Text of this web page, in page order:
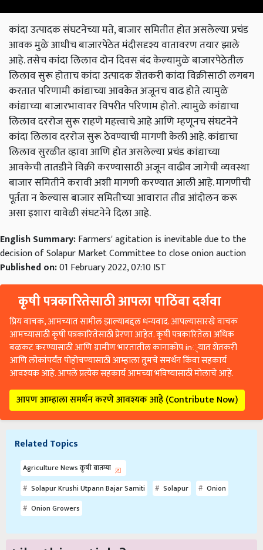
कांदा उत्पादक संघटनेच्या मते, बाजार समितीत होत असलेल्या प्रचंड
आवक मुळे आधीच बाजारपेठेत मंदीसदृश्य वातावरण तयार झाले
आहे. तसेच कांदा लिलाव दोन दिवस बंद केल्यामुळे बाजारपेठेतील
लिलाव सुरू होताच कांदा उत्पादक शेतकरी कांदा विक्रीसाठी लगबग
करतात परिणामी कांद्याच्या आवकेत अजूनच वाढ होते त्यामुळे
कांद्याच्या बाजारभावावर विपरीत परिणाम होतो. त्यामुळे कांद्याचा
लिलाव दररोज सुरू राहणे महत्त्वाचे आहे आणि म्हणूनच संघटनेने
कांदा लिलाव दररोज सुरू ठेवण्याची मागणी केली आहे. कांद्याचा
लिलाव सुरळीत व्हावा आणि होत असलेल्या प्रचंड कांद्याच्या
आवकेची तातडीने विक्री करण्यासाठी अजून वाढीव जागेची व्यवस्था
बाजार समितीने करावी अशी मागणी करण्यात आली आहे. मागणीची
पूर्तता न केल्यास बाजार समितीच्या आवारात तीव्र आंदोलन करू
असा इशारा यावेळी संघटनेने दिला आहे.
English Summary:Farmers' agitation is inevitable due to the
decision of Solapur Market Committee to close onion auction
Published on:01 February 2022, 07:10 IST
कृषी पत्रकारितेसाठी आपला पाठिंबा दर्शवा
प्रिय वाचक, आमच्यात सामील झाल्याबद्दल धन्यवाद. आपल्यासारखे वाचक
आमच्यासाठी कृषी पत्रकारितेसाठी प्रेरणा आहेत. कृषी पत्रकारितेला अधिक
बळकट करण्यासाठी आणि ग्रामीण भारतातील कानाकोप in्यात शेतकरी
आणि लोकांपर्यंत पोहोचण्यासाठी आम्हाला तुमचे समर्थन किंवा सहकार्य
आवश्यक आहे. आपले प्रत्येक सहकार्य आमच्या भविष्यासाठी मोलाचे आहे.
आपण आम्हाला समर्थन करणे आवश्यक आहे (Contribute Now)
Related Topics
Agriculture News कृषी बातम्या
Solapur Krushi Utpann Bajar Samiti
Solapur
Onion
Onion Growers